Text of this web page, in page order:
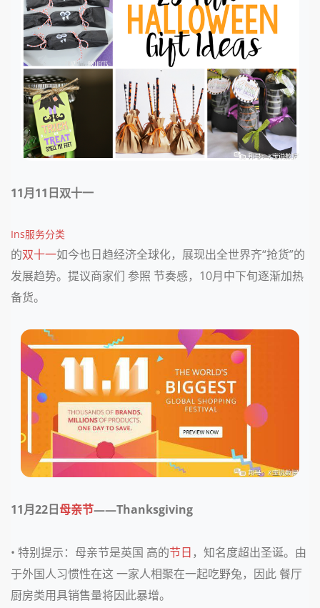
11月11日双十一
Ins服务分类
的双十一如今也日趋经济全球化，展现出全世界齐“抢货”的
发展趋势。提议商家们 参照 节奏感，10月中下旬逐渐加热
备货。
11月22日母亲节——Thanksgiving
• 特别提示： 母亲节是英国 高的节日 ，知名度超出圣诞。由
于外国人习惯性在这 一家人相聚在一起吃野兔，因此 餐厅
厨房类用具销售量将因此暴增。